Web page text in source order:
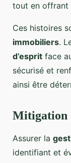
tout en offrant
Ces histoires
immobiliers.
d’esprit face
sécurisé et
ainsi être
Mitigation
Assurer la
identifiant et